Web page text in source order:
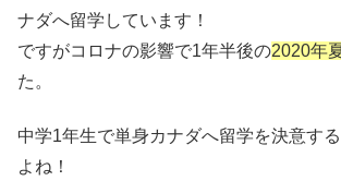
ナダへ留学しています！
ですがコロナの影響で1年半後の2020年
た。
中学1年生で単身カナダへ留学を決意す
よね！